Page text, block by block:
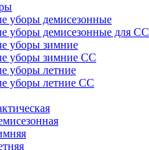
уборы демисезонные
уборы демисезонные для СС
уборы зимние
уборы зимние СС
уборы летние
уборы летние СС